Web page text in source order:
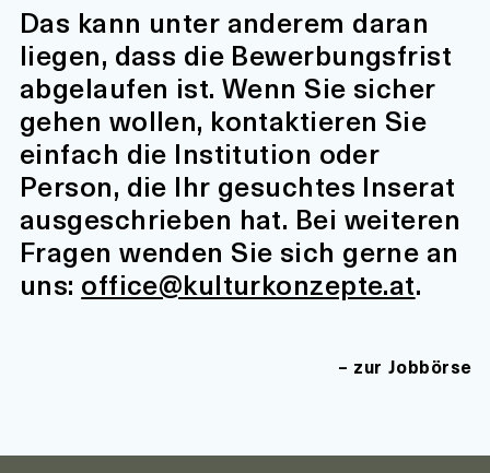
Das kann unter anderem daran
liegen, dass die Bewerbungsfrist
abgelaufen ist. Wenn Sie sicher
gehen wollen, kontaktieren Sie
einfach die Institution oder
Person, die Ihr gesuchtes Inserat
ausgeschrieben hat. Bei weiteren
Fragen wenden Sie sich gerne an
uns: office@kulturkonzepte.at.
zur Jobbörse